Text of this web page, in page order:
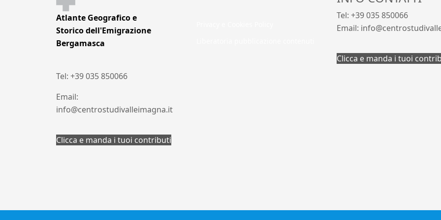
Atlante Geografico e
Storico dell'Emigrazione
Bergamasca
Tel: +39 035 850066
Email:
info@centrostudivalleimagna.it
Clicca e manda i tuoi contributi
Tel: +39 035 850066
Email:
Clicca e manda i tuoi